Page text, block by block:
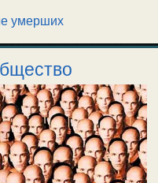
умерших